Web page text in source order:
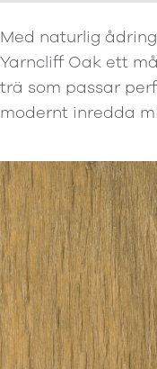
Med naturlig
Yarncliff Oak ett
trä som passar
modernt inredda